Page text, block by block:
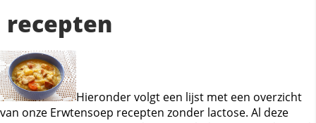
recepten
Hieronder volgt een lijst met een overzicht
van onze Erwtensoep recepten zonder lactose. Al deze